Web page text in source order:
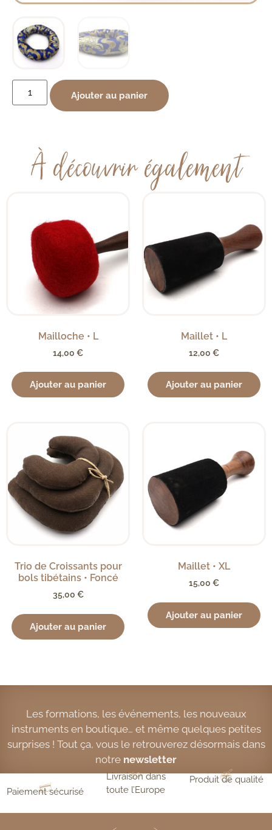
Ajouter au panier
À découvrir également
Mailloche • L
14,00 €
Ajouter au panier
Maillet • L
12,00 €
Ajouter au panier
Trio de Croissants pour
bols tibétains • Foncé
35,00 €
Ajouter au panier
Maillet • XL
15,00 €
Ajouter au panier
Les formations, les événements, les nouveaux
instruments en boutique… et même quelques petites
surprises ! Tout ça, vous le retrouverez désormais dans
notre newsletter
Paiement sécurisé
Livraison dans
toute l’Europe
Produit de qualité